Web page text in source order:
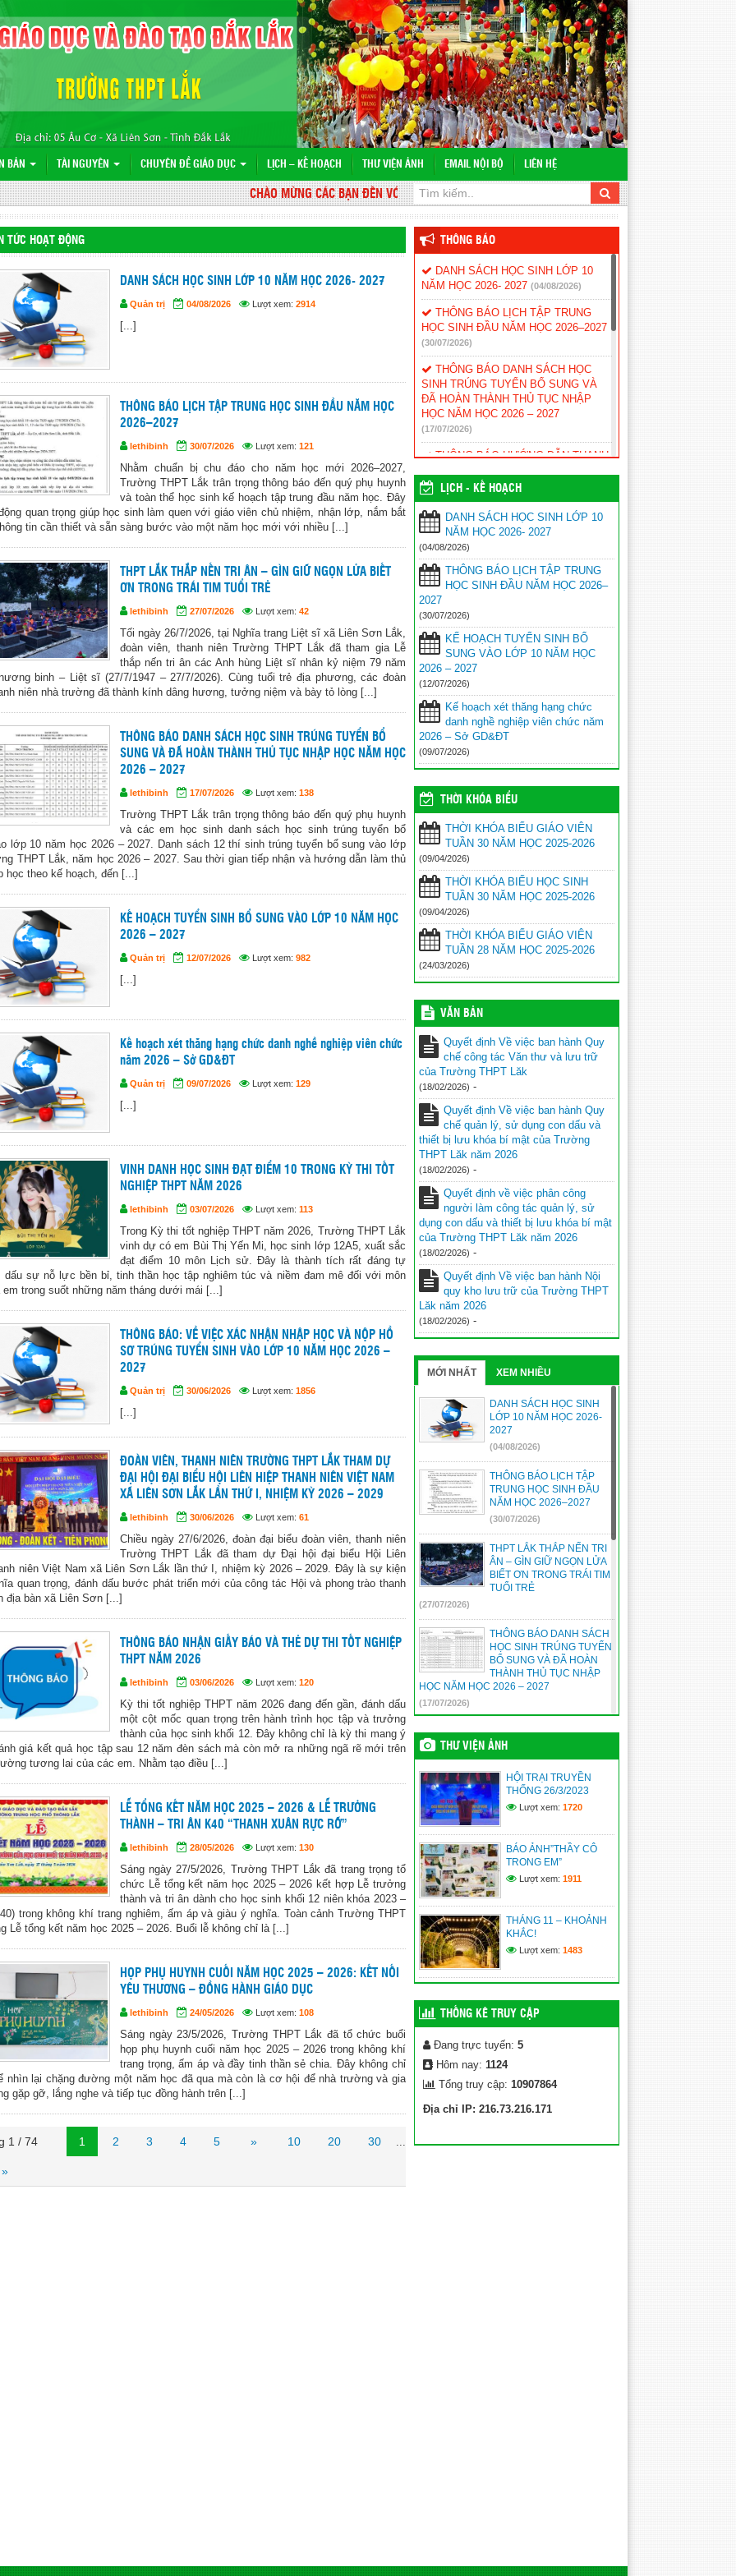
BẢN TÀI NGUYÊN CHUYÊN ĐỀ GIÁO DỤC LỊCH – KẾ HOẠCH THƯ VIỆN ẢNH EMAIL NỘI BỘ LIÊN HỆ
CHÀO MỪNG CÁC BẠN ĐẾN VỚI WEBSITE TRƯỜNG THPT LẮK
TỨC HOẠT ĐỘNG
DANH SÁCH HỌC SINH LỚP 10 NĂM HỌC 2026- 2027
Quản trị 04/08/2026 Lượt xem: 2914
[...]
THÔNG BÁO LỊCH TẬP TRUNG HỌC SINH ĐẦU NĂM HỌC
2026–2027
lethibinh 30/07/2026 Lượt xem: 121
Nhằm chuẩn bị chu đáo cho năm học mới 2026–2027,
Trường THPT Lắk trân trọng thông báo đến quý phụ huynh
và toàn thể học sinh kế hoạch tập trung đầu năm học. Đây
quan trọng giúp học sinh làm quen với giáo viên chủ nhiệm, nhận lớp, nắm bắt
tin cần thiết và sẵn sàng bước vào một năm học mới với nhiều [...]
THPT LẮK THẮP NẾN TRI ÂN – GÌN GIỮ NGỌN LỬA BIẾT
ƠN TRONG TRÁI TIM TUỔI TRẺ
lethibinh 27/07/2026 Lượt xem: 42
Tối ngày 26/7/2026, tại Nghĩa trang Liệt sĩ xã Liên Sơn Lắk,
đoàn viên, thanh niên Trường THPT Lắk đã tham gia Lễ
thắp nến tri ân các Anh hùng Liệt sĩ nhân kỷ niệm 79 năm
binh – Liệt sĩ (27/7/1947 – 27/7/2026). Cùng tuổi trẻ địa phương, các đoàn
niên nhà trường đã thành kính dâng hương, tưởng niệm và bày tỏ lòng [...]
THÔNG BÁO DANH SÁCH HỌC SINH TRÚNG TUYỂN BỔ
SUNG VÀ ĐÃ HOÀN THÀNH THỦ TỤC NHẬP HỌC NĂM HỌC
2026 – 2027
lethibinh 17/07/2026 Lượt xem: 138
Trường THPT Lắk trân trọng thông báo đến quý phụ huynh
và các em học sinh danh sách học sinh trúng tuyển bổ
lớp 10 năm học 2026 – 2027. Danh sách 12 thí sinh trúng tuyển bổ sung vào lớp
THPT Lắk, năm học 2026 – 2027. Sau thời gian tiếp nhận và hướng dẫn làm thủ
học theo kế hoạch, đến [...]
KẾ HOẠCH TUYỂN SINH BỔ SUNG VÀO LỚP 10 NĂM HỌC
2026 – 2027
Quản trị 12/07/2026 Lượt xem: 982
[...]
Kế hoạch xét thăng hạng chức danh nghề nghiệp viên chức
năm 2026 – Sở GD&ĐT
Quản trị 09/07/2026 Lượt xem: 129
[...]
VINH DANH HỌC SINH ĐẠT ĐIỂM 10 TRONG KỲ THI TỐT
NGHIỆP THPT NĂM 2026
lethibinh 03/07/2026 Lượt xem: 113
Trong Kỳ thi tốt nghiệp THPT năm 2026, Trường THPT Lắk
vinh dự có em Bùi Thị Yến Mi, học sinh lớp 12A5, xuất sắc
đạt điểm 10 môn Lịch sử. Đây là thành tích rất đáng tự
dấu sự nỗ lực bền bỉ, tinh thần học tập nghiêm túc và niềm đam mê đối với môn
em trong suốt những năm tháng dưới mái [...]
THÔNG BÁO: VỀ VIỆC XÁC NHẬN NHẬP HỌC VÀ NỘP HỒ
SƠ TRÚNG TUYỂN SINH VÀO LỚP 10 NĂM HỌC 2026 –
2027
Quản trị 30/06/2026 Lượt xem: 1856
[...]
ĐOÀN VIÊN, THANH NIÊN TRƯỜNG THPT LẮK THAM DỰ
ĐẠI HỘI ĐẠI BIỂU HỘI LIÊN HIỆP THANH NIÊN VIỆT NAM
XÃ LIÊN SƠN LẮK LẦN THỨ I, NHIỆM KỲ 2026 – 2029
lethibinh 30/06/2026 Lượt xem: 61
Chiều ngày 27/6/2026, đoàn đại biểu đoàn viên, thanh niên
Trường THPT Lắk đã tham dự Đại hội đại biểu Hội Liên
niên Việt Nam xã Liên Sơn Lắk lần thứ I, nhiệm kỳ 2026 – 2029. Đây là sự kiện
quan trọng, đánh dấu bước phát triển mới của công tác Hội và phong trào thanh
địa bàn xã Liên Sơn [...]
THÔNG BÁO NHẬN GIẤY BÁO VÀ THẺ DỰ THI TỐT NGHIỆP
THPT NĂM 2026
lethibinh 03/06/2026 Lượt xem: 120
Kỳ thi tốt nghiệp THPT năm 2026 đang đến gần, đánh dấu
một cột mốc quan trọng trên hành trình học tập và trưởng
thành của học sinh khối 12. Đây không chỉ là kỳ thi mang ý
giá kết quả học tập sau 12 năm đèn sách mà còn mở ra những ngã rẽ mới trên
tương lai của các em. Nhằm tạo điều [...]
LỄ TỔNG KẾT NĂM HỌC 2025 – 2026 & LỄ TRƯỞNG
THÀNH – TRI ÂN K40 “THANH XUÂN RỰC RỠ”
lethibinh 28/05/2026 Lượt xem: 130
Sáng ngày 27/5/2026, Trường THPT Lắk đã trang trọng tổ
chức Lễ tổng kết năm học 2025 – 2026 kết hợp Lễ trưởng
thành và tri ân dành cho học sinh khối 12 niên khóa 2023 –
trong không khí trang nghiêm, ấm áp và giàu ý nghĩa. Toàn cảnh Trường THPT
Lễ tổng kết năm học 2025 – 2026. Buổi lễ không chỉ là [...]
HỌP PHỤ HUYNH CUỐI NĂM HỌC 2025 – 2026: KẾT NỐI
YÊU THƯƠNG – ĐỒNG HÀNH GIÁO DỤC
lethibinh 24/05/2026 Lượt xem: 108
Sáng ngày 23/5/2026, Trường THPT Lắk đã tổ chức buổi
họp phụ huynh cuối năm học 2025 – 2026 trong không khí
trang trọng, ấm áp và đầy tinh thần sẻ chia. Đây không chỉ
nhìn lại chặng đường một năm học đã qua mà còn là cơ hội để nhà trường và gia
gặp gỡ, lắng nghe và tiếp tục đồng hành trên [...]
1 / 74 1 2 3 4 5 » 10 20 30
THÔNG BÁO
DANH SÁCH HỌC SINH LỚP 10
NĂM HỌC 2026- 2027 (04/08/2026)
THÔNG BÁO LỊCH TẬP TRUNG
HỌC SINH ĐẦU NĂM HỌC 2026–2027
(30/07/2026)
THÔNG BÁO DANH SÁCH HỌC
SINH TRÚNG TUYỂN BỔ SUNG VÀ
ĐÃ HOÀN THÀNH THỦ TỤC NHẬP
HỌC NĂM HỌC 2026 – 2027
(17/07/2026)
THÔNG BÁO HƯỚNG DẪN THANH
TUYỂN ĐẠI HỌC, CAO ĐẲNG NĂM
2026 (17/07/2026)
THÔNG TIN TUYỂN SINH HỌC
VIỆN CHÍNH SÁCH VÀ PHÁT TRIỂN –
PHÂN HIỆU THÀNH PHỐ ĐÀ NẴNG
NĂM 2026 – MÃ TRƯỜNG: HCD
(12/07/2026)
KẾ HOẠCH TUYỂN SINH BỔ SUNG
VÀO LỚP 10 NĂM HỌC 2026 – 2027
(12/07/2026)
Kế hoạch xét thăng hạng chức danh
nghề nghiệp viên chức năm 2026 – Sở
GD&ĐT
THÔNG BÁO DÀNH CHO HỌC
SINH TRÚNG TUYỂN VÀO LỚP 10
NĂM HỌC 2026–2027
LỊCH - KẾ HOẠCH
DANH SÁCH HỌC SINH LỚP 10
NĂM HỌC 2026- 2027
(04/08/2026)
THÔNG BÁO LỊCH TẬP TRUNG
HỌC SINH ĐẦU NĂM HỌC 2026–
2027
(30/07/2026)
KẾ HOẠCH TUYỂN SINH BỔ
SUNG VÀO LỚP 10 NĂM HỌC
2026 – 2027
(12/07/2026)
Kế hoạch xét thăng hạng chức
danh nghề nghiệp viên chức năm
2026 – Sở GD&ĐT
(09/07/2026)
THỜI KHÓA BIỂU
THỜI KHÓA BIỂU GIÁO VIÊN
TUẦN 30 NĂM HỌC 2025-2026
(09/04/2026)
THỜI KHÓA BIỂU HỌC SINH
TUẦN 30 NĂM HỌC 2025-2026
(09/04/2026)
THỜI KHÓA BIỂU GIÁO VIÊN
TUẦN 28 NĂM HỌC 2025-2026
(24/03/2026)
VĂN BẢN
Quyết định Về việc ban hành Quy
chế công tác Văn thư và lưu trữ
của Trường THPT Lăk
(18/02/2026) -
Quyết định Về việc ban hành Quy
chế quản lý, sử dụng con dấu và
thiết bị lưu khóa bí mật của Trường
THPT Lăk năm 2026
(18/02/2026) -
Quyết định về việc phân công
người làm công tác quản lý, sử
dụng con dấu và thiết bị lưu khóa bí mật
của Trường THPT Lăk năm 2026
(18/02/2026) -
Quyết định Về việc ban hành Nội
quy kho lưu trữ của Trường THPT
Lăk năm 2026
(18/02/2026) -
MỚI NHẤT XEM NHIỀU
DANH SÁCH HỌC SINH
LỚP 10 NĂM HỌC 2026-
2027
(04/08/2026)
THÔNG BÁO LỊCH TẬP
TRUNG HỌC SINH ĐẦU
NĂM HỌC 2026–2027
(30/07/2026)
THPT LẮK THẮP NẾN TRI
ÂN – GÌN GIỮ NGỌN LỬA
BIẾT ƠN TRONG TRÁI TIM
TUỔI TRẺ
(27/07/2026)
THÔNG BÁO DANH SÁCH
HỌC SINH TRÚNG TUYỂN
BỔ SUNG VÀ ĐÃ HOÀN
THÀNH THỦ TỤC NHẬP
HỌC NĂM HỌC 2026 – 2027
(17/07/2026)
THÔNG BÁO HƯỚNG DẪN
THANH TOÁN TRỰC
TUYẾN LỆ PHÍ XÉT TUYỂN
ĐẠI HỌC, CAO ĐẲNG NĂM
2026
(17/07/2026)
HỌC VIỆN CHÍNH SÁCH
VÀ PHÁT TRIỂN – PHÂN
HIỆU THÀNH PHỐ ĐÀ
NẴNG NĂM 2026 – MÃ TRƯỜNG: HCD
(12/07/2026)
KẾ HOẠCH TUYỂN SINH
BỔ SUNG VÀO LỚP 10
NĂM HỌC 2026 – 2027
(12/07/2026)
Kế hoạch xét thăng hạng
chức danh nghề nghiệp
viên chức năm 2026 – Sở
GD&ĐT
(09/07/2026)
THƯ VIỆN ẢNH
HỘI TRẠI TRUYỀN
THỐNG 26/3/2023
Lượt xem: 1720
BÁO ẢNH”THẦY CÔ
TRONG EM”
Lượt xem: 1911
THÁNG 11 – KHOẢNH
KHẮC!
Lượt xem: 1483
THỐNG KÊ TRUY CẬP
Đang trực tuyến: 5
Hôm nay: 1124
Tổng truy cập: 10907864
Địa chỉ IP: 216.73.216.171